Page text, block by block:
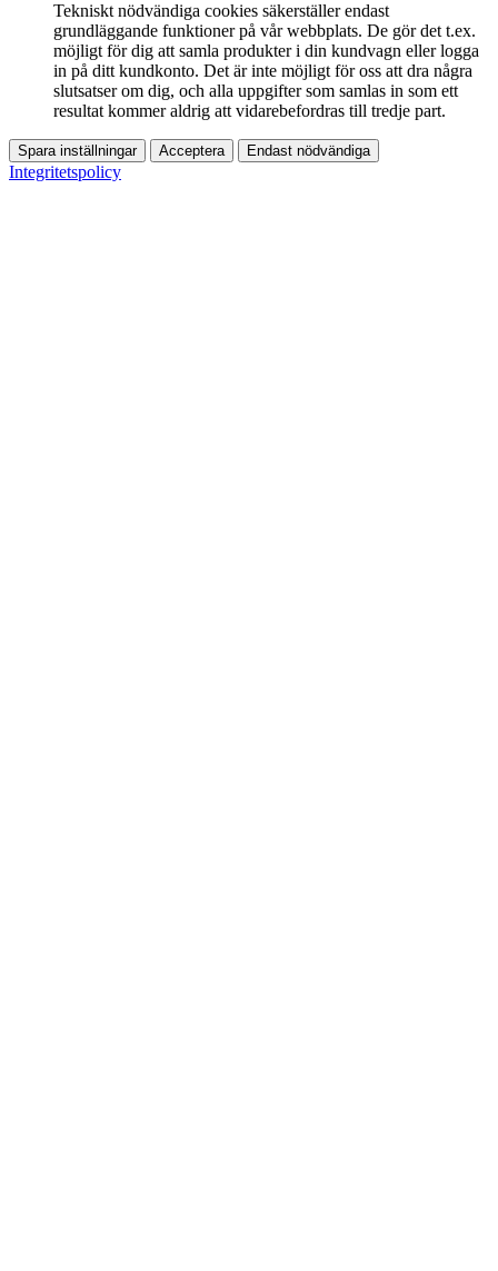
Tekniskt nödvändiga cookies säkerställer endast
grundläggande funktioner på vår webbplats. De gör det t.ex.
möjligt för dig att samla produkter i din kundvagn eller logga
in på ditt kundkonto. Det är inte möjligt för oss att dra några
slutsatser om dig, och alla uppgifter som samlas in som ett
resultat kommer aldrig att vidarebefordras till tredje part.
Spara inställningar Acceptera Endast nödvändiga
Integritetspolicy